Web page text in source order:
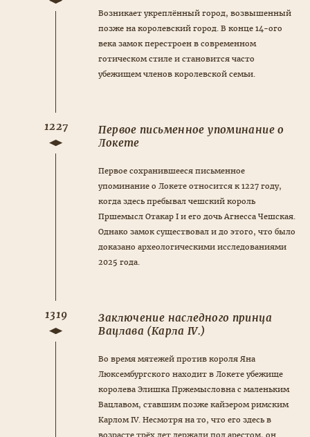
Возникает укреплённый город, возвышенный
позже на королевский город. В конце 14-ого
века замок перестроен в современном
готическом стиле и становится часто
убежищем членов королевской семьи.
1227
Первое письменное упоминание о
Локете
Первое сохранившееся письменное
упоминание о Локете относится к 1227 году,
когда здесь пребывал чешский король
Пршемысл Отакар I и его дочь Агнесса Чешская.
Однако замок существовал и до этого, что было
доказано археологическими исследованиями
2025 года.
1319
Заключение наследного принца
Вацлава (Карла IV.)
Во время мятежей против короля Яна
Люксембургского находит в Локете убежище
королева Элишка Пржемысловна с маленьким
Вацлавом, ставшим позже кайзером римским
Карлом IV. Несмотря на то, что его здесь в